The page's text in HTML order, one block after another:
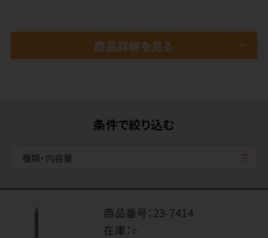
商品詳細を見る
条件で絞り込む
種類・内容量
商品番号：23-7414
在庫：○